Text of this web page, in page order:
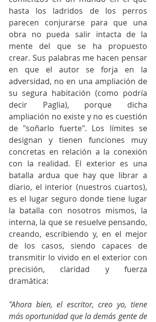
hasta los ladridos de los perros
parecen conjurarse para que una
obra no pueda salir intacta de la
mente del que se ha propuesto
crear. Sus palabras me hacen pensar
en que el autor se forja en la
adversidad, no en una ampliación de
su segura habitación (como podría
decir Paglia), porque dicha
ampliación no existe y no es cuestión
de "soñarlo fuerte". Los límites se
designan y tienen funciones muy
concretas en relación a la conexión
con la realidad. El exterior es una
batalla ardua que hay que librar a
diario, el interior (nuestros cuartos),
es el lugar seguro donde tiene lugar
la batalla con nosotros mismos, la
interna, la que se resuelve pensando,
creando, escribiendo y, en el mejor
de los casos, siendo capaces de
transmitir lo vivido en el exterior con
precisión, claridad y fuerza
dramática:
"Ahora bien, el escritor, creo yo, tiene
más oportunidad que la demás gente de